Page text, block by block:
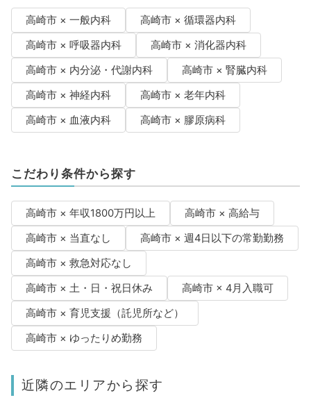
高崎市 × 一般内科
高崎市 × 循環器内科
高崎市 × 呼吸器内科
高崎市 × 消化器内科
高崎市 × 内分泌・代謝内科
高崎市 × 腎臓内科
高崎市 × 神経内科
高崎市 × 老年内科
高崎市 × 血液内科
高崎市 × 膠原病科
こだわり条件から探す
高崎市 × 年収1800万円以上
高崎市 × 高給与
高崎市 × 当直なし
高崎市 × 週4日以下の常勤勤務
高崎市 × 救急対応なし
高崎市 × 土・日・祝日休み
高崎市 × 4月入職可
高崎市 × 育児支援（託児所など）
高崎市 × ゆったりめ勤務
近隣のエリアから探す